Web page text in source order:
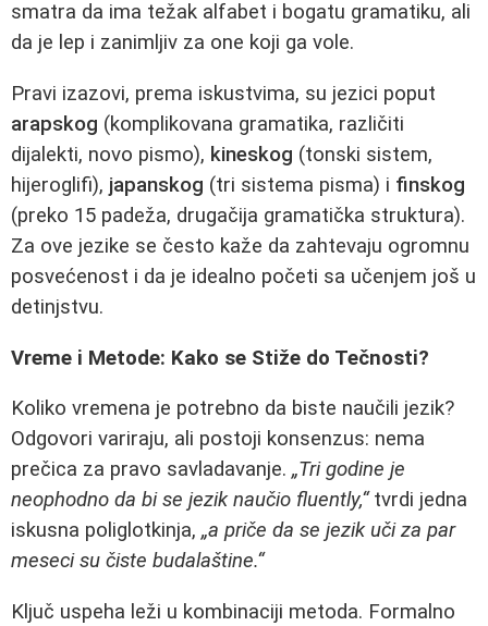
smatra da ima težak alfabet i bogatu gramatiku, ali
da je lep i zanimljiv za one koji ga vole.
Pravi izazovi, prema iskustvima, su jezici poput
arapskog (komplikovana gramatika, različiti
dijalekti, novo pismo), kineskog (tonski sistem,
hijeroglifi), japanskog (tri sistema pisma) i finskog
(preko 15 padeža, drugačija gramatička struktura).
Za ove jezike se često kaže da zahtevaju ogromnu
posvećenost i da je idealno početi sa učenjem još u
detinjstvu.
Vreme i Metode: Kako se Stiže do Tečnosti?
Koliko vremena je potrebno da biste naučili jezik?
Odgovori variraju, ali postoji konsenzus: nema
prečica za pravo savladavanje. „Tri godine je
neophodno da bi se jezik naučio fluently,“tvrdi jedna
iskusna poliglotkinja, „a priče da se jezik uči za par
meseci su čiste budalaštine.“
Ključ uspeha leži u kombinaciji metoda. Formalno